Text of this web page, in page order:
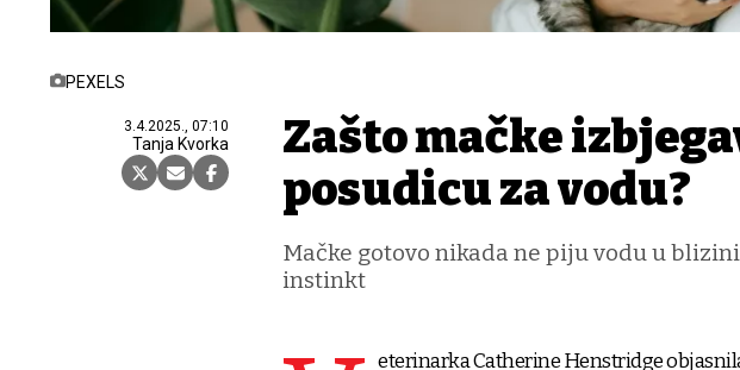
PEXELS
3.4.2025., 07:10
Tanja Kvorka
Zašto mačke
posudicu za vodu?
Mačke gotovo nikada ne piju vodu u
instinkt
eterinarka Catherine Henstridge